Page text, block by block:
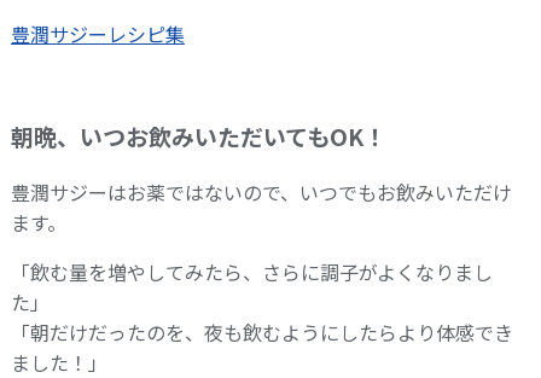
豊潤サジーレシピ集
朝晩、いつお飲みいただいてもOK！
豊潤サジーはお薬ではないので、いつでもお飲みいただけ
ます。
「飲む量を増やしてみたら、さらに調子がよくなりまし
た」
「朝だけだったのを、夜も飲むようにしたらより体感でき
ました！」